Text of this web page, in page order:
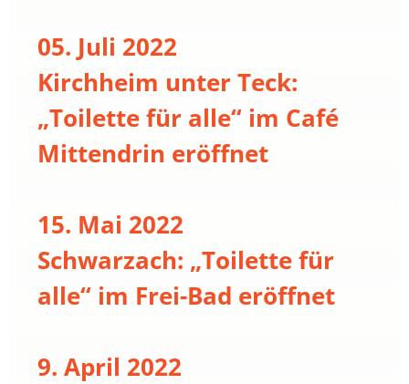
05. Juli 2022
Kirchheim unter Teck:
„Toilette für alle“ im Café
Mittendrin eröffnet
15. Mai 2022
Schwarzach: „Toilette für
alle“ im Frei-Bad eröffnet
9. April 2022